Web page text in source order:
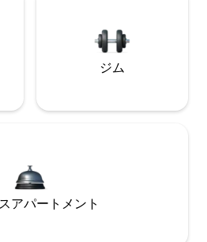
ジム
アパートメント